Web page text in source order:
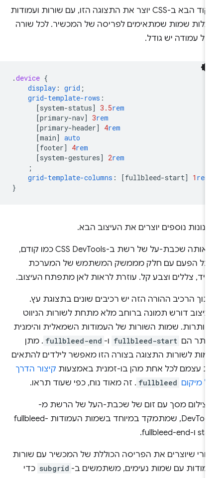
הקוד הבא ב-CSS יוצר את התצוגה הזו, עם שורות ועמודות
שמות שמתאימים לפריסה של המכשיר. לכל שורה
עמודה יש גודל.
.device
display: grid
grid-template-rows
[system-status ] 3.5
[primary-nav] 3
[primary-header] 4
[main] auto
[footer] 4
[system-gestures] 2
grid-template-columns: [fullbleed-start ] 1
נוספים יוצרים את העיצוב הבא.
הרכיב ההורה הזה יש רכיבים שונים בתצוגת עץ.
דורש תמונה ברוחב מלא מתחת לשורות הניווט
שמות השורות של העמודות השמאלית והימנית
הם fullbleed-start ו- fullbleed-end . מתן
לשורות התצוגה בצורה הזו מאפשר לילדים להתאים
עצמם לכל אחת מהן בו-זמנית באמצעותקיצור הדרך
מיקום fullbleed . זה מאוד נוח, כפי שעוד תראו.
שיוצרים את הפריסה הכוללת של המכשיר עם שורות
עם שמות נעימים, משתמשים ב- subgrid כדי